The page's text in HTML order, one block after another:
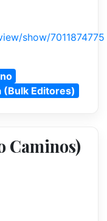
show/7011874775
(Bulk Editores)
Caminos)